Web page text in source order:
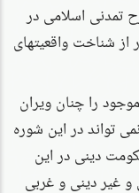
تمدنی اسلامی در
شناخت واقعیتهای
را چنان ویران
تواند در این شوره
دینی در این
غیر دینی و غربی